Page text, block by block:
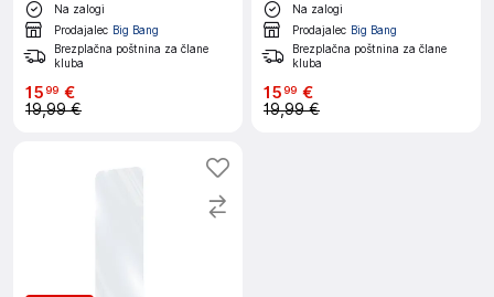
Na zalogi
Prodajalec Big Bang
Brezplačna poštnina za člane
kluba
1599 €
19,99 €
Na zalogi
Prodajalec Big Bang
Brezplačna poštnina za člane
kluba
1599 €
19,99 €